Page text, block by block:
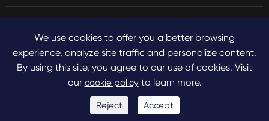
Direitos autorais©2023 Sinogene Pet Cloning.Todos os
direitos reservados.
Sitemap Política de Privacidade
We use cookies to offer you a better browsing
experience, analyze site traffic and personalize content.
By using this site, you agree to our use of cookies. Visit
our cookie policyto learn more.
Reject Accept